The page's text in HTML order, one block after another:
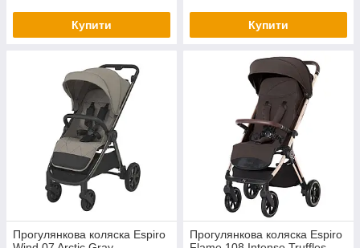
Купити Купити
Прогулянкова коляска Espiro
Прогулянкова коляска Espiro